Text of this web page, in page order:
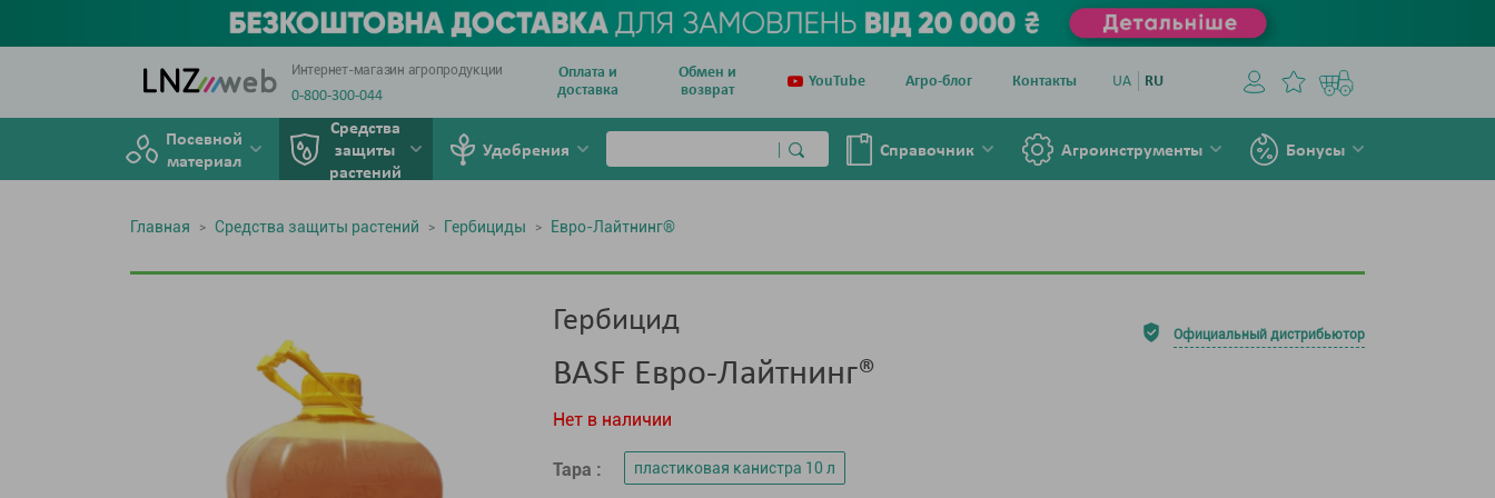
Интернет-магазин агропродукции
0-800-300-044
Оплата и
доставка
Обмен и
возврат
YouTube Агро-блог Контакты UA RU
Посевной
материал
Средства
защиты
растений
Удобрения Справочник Агроинструменты Бонусы
Главная Средства защиты растений Гербициды Евро-Лайтнинг®
Официальный дистрибьютор
Гербицид
BASF Евро-Лайтнинг®
Нет в наличии
Тара : пластиковая канистра 10 л